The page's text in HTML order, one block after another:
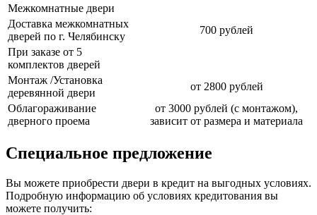
Межкомнатные двери
Доставка межкомнатных
дверей по г. Челябинску
700 рублей
При заказе от 5
комплектов дверей
Монтаж /Установка
деревянной двери
от 2800 рублей
Облагораживание
дверного проема
от 3000 рублей (с монтажом),
зависит от размера и материала
Специальное предложение
Вы можете приобрести двери в кредит на выгодных условиях.
Подробную информацию об условиях кредитования вы
можете получить: